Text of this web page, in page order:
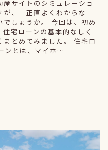
サイトのシミュレーショ
、「正直よくわからな
しょうか。 今回は、初め
宅ローンの基本的なしく
とめてみました。 住宅ロ
ンとは、マイホ…